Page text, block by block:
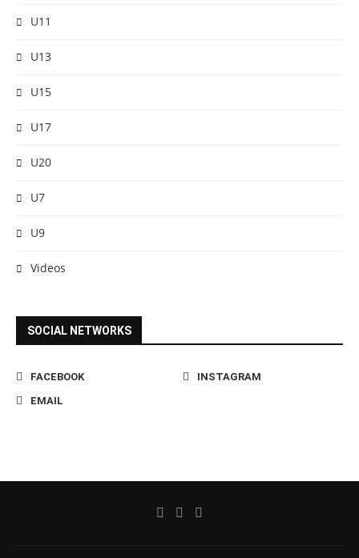
U11
U13
U15
U17
U20
U7
U9
Videos
SOCIAL NETWORKS
FACEBOOK
INSTAGRAM
EMAIL